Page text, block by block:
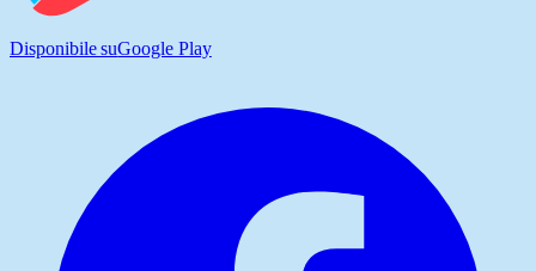
Disponibile suGoogle Play